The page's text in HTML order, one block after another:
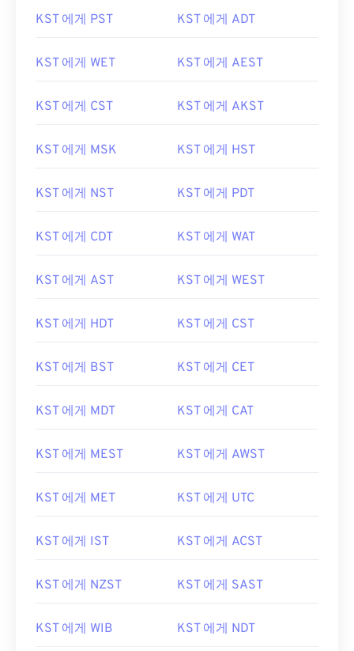
KST 에게 PST KST 에게 ADT
KST 에게 WET KST 에게 AEST
KST 에게 CST KST 에게 AKST
KST 에게 MSK KST 에게 HST
KST 에게 NST KST 에게 PDT
KST 에게 CDT KST 에게 WAT
KST 에게 AST KST 에게 WEST
KST 에게 HDT KST 에게 CST
KST 에게 BST KST 에게 CET
KST 에게 MDT KST 에게 CAT
KST 에게 MEST KST 에게 AWST
KST 에게 MET KST 에게 UTC
KST 에게 IST KST 에게 ACST
KST 에게 NZST KST 에게 SAST
KST 에게 WIB KST 에게 NDT